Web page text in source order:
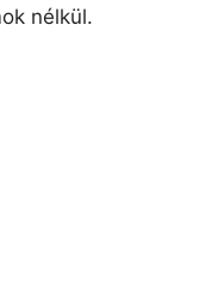
nélkül.